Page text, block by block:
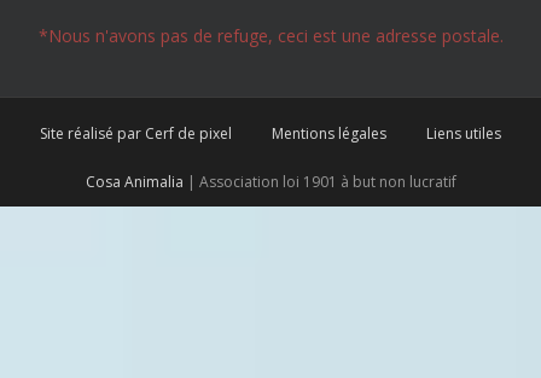
*Nous n'avons pas de refuge, ceci est une adresse postale.
Site réalisé par Cerf de pixel Mentions légales Liens utiles
Cosa Animalia | Association loi 1901 à but non lucratif